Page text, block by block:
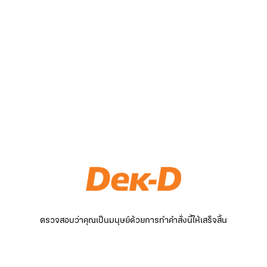
ตรวจสอบว่าคุณเป็นมนุษย์ด้วยการทำคำสั่งนี้ให้เสร็จสิ้น